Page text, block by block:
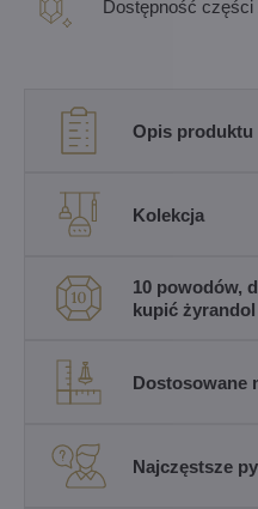
Dostępność
Opis produktu
Kolekcja
10 powodów,
kupić żyrandol
Dostosowane
Najczęstsze